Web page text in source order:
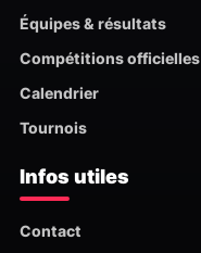
Équipes & résultats
Compétitions officielles
Calendrier
Tournois
Infos utiles
Contact